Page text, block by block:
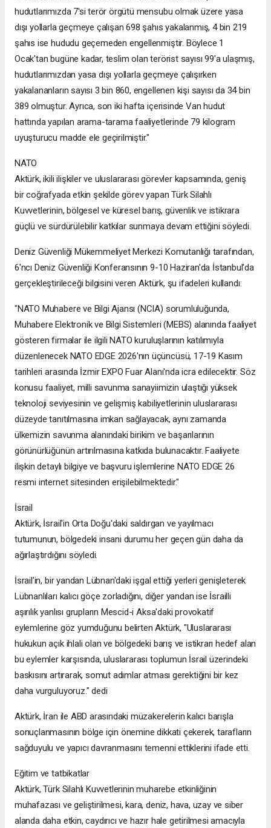
hudutlarımızda 7'si terör örgütü mensubu olmak üzere yasa
dışı yollarla geçmeye çalışan 698 şahıs yakalanmış, 4 bin 219
şahıs ise hududu geçemeden engellenmiştir. Böylece 1
Ocak'tan bugüne kadar, teslim olan terörist sayısı 99'a ulaşmış,
hudutlarımızdan yasa dışı yollarla geçmeye çalışırken
yakalananların sayısı 3 bin 860, engellenen kişi sayısı da 34 bin
389 olmuştur. Ayrıca, son iki hafta içerisinde Van hudut
hattında yapılan arama-tarama faaliyetlerinde 79 kilogram
uyuşturucu madde ele geçirilmiştir."
NATO
Aktürk, ikili ilişkiler ve uluslararası görevler kapsamında, geniş
bir coğrafyada etkin şekilde görev yapan Türk Silahlı
Kuvvetlerinin, bölgesel ve küresel barış, güvenlik ve istikrara
güçlü ve sürdürülebilir katkılar sunmaya devam ettiğini söyledi.
Deniz Güvenliği Mükemmeliyet Merkezi Komutanlığı tarafından,
6'ncı Deniz Güvenliği Konferansının 9-10 Haziran'da İstanbul'da
gerçekleştirileceği bilgisini veren Aktürk, şu ifadeleri kullandı:
"NATO Muhabere ve Bilgi Ajansı (NCIA) sorumluluğunda,
Muhabere Elektronik ve Bilgi Sistemleri (MEBS) alanında faaliyet
gösteren firmalar ile ilgili NATO kuruluşlarının katılımıyla
düzenlenecek NATO EDGE 2026'nın üçüncüsü, 17-19 Kasım
tarihleri arasında İzmir EXPO Fuar Alanı'nda icra edilecektir. Söz
konusu faaliyet, milli savunma sanayiimizin ulaştığı yüksek
teknoloji seviyesinin ve gelişmiş kabiliyetlerinin uluslararası
düzeyde tanıtılmasına imkan sağlayacak, aynı zamanda
ülkemizin savunma alanındaki birikim ve başarılarının
görünürlüğünün artırılmasına katkıda bulunacaktır. Faaliyete
ilişkin detaylı bilgiye ve başvuru işlemlerine NATO EDGE 26
resmi internet sitesinden erişilebilmektedir."
İsrail
Aktürk, İsrail'in Orta Doğu'daki saldırgan ve yayılmacı
tutumunun, bölgedeki insani durumu her geçen gün daha da
ağırlaştırdığını söyledi.
İsrail'in, bir yandan Lübnan'daki işgal ettiği yerleri genişleterek
Lübnanlıları kalıcı göçe zorladığını, diğer yandan ise İsrailli
aşırılık yanlısı grupların Mescid-i Aksa'daki provokatif
eylemlerine göz yumduğunu belirten Aktürk, "Uluslararası
hukukun açık ihlali olan ve bölgedeki barış ve istikrarı hedef alan
bu eylemler karşısında, uluslararası toplumun İsrail üzerindeki
baskısını artırarak, somut adımlar atması gerektiğini bir kez
daha vurguluyoruz." dedi
Aktürk, İran ile ABD arasındaki müzakerelerin kalıcı barışla
sonuçlanmasının bölge için önemine dikkati çekerek, tarafların
sağduyulu ve yapıcı davranmasını temenni ettiklerini ifade etti.
Eğitim ve tatbikatlar
Aktürk, Türk Silahlı Kuvvetlerinin muharebe etkinliğinin
muhafazası ve geliştirilmesi, kara, deniz, hava, uzay ve siber
alanda daha etkin, caydırıcı ve hazır hale getirilmesi amacıyla